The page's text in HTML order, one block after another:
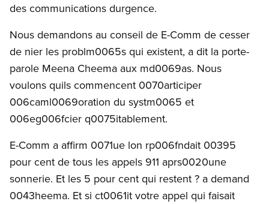
des communications durgence.
Nous demandons au conseil de E-Comm de cesser
de nier les problm0065s qui existent, a dit la porte-
parole Meena Cheema aux md0069as. Nous
voulons quils commencent 0070articiper
006caml0069oration du systm0065 et
006eg006fcier q0075itablement.
E-Comm a affirm 0071ue lon rp006fndait 00395
pour cent de tous les appels 911 aprs0020une
sonnerie. Et les 5 pour cent qui restent ? a demand
0043heema. Et si ct0061it votre appel qui faisait